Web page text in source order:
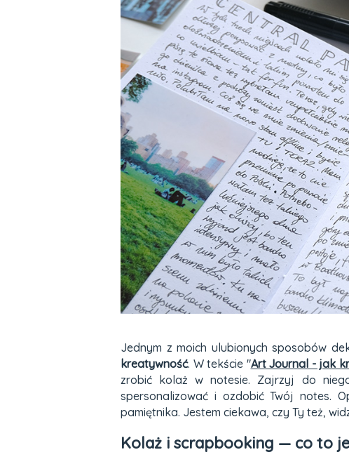
Jednym z moich ulubionych sposobów
kreatywność. W tekście "Art Journal - jak
zrobić kolaż w notesie. Zajrzyj do
spersonalizować i ozdobić Twój notes.
pamiętnika. Jestem ciekawa, czy Ty też,
Kolaż i scrapbooking — co to